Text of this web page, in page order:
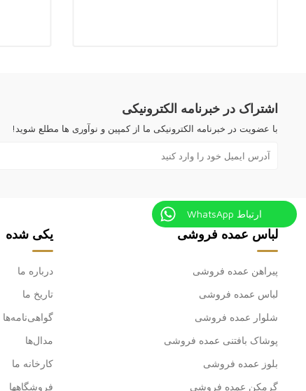
ارتباط WhatsApp
اشتراک در خبرنامه الکترونیکی
با عضویت در خبرنامه الکترونیکی ما از کمپین و نوآوری ها مطلع شوید!
لباس عمده فروشی
پیراهن عمده فروشی
لباس عمده فروشی
شلوار عمده فروشی
پوشاک بافتنی عمده فروشی
بلوز عمده فروشی
گرمکن عمده فروشی
یکی شده
درباره ما
تاریخ ما
گواهی‌نامه‌ها
مدال‌ها
کارخانه ما
فروشگاهها